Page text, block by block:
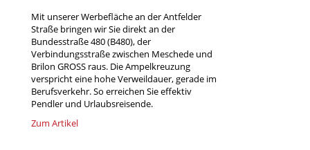
Mit unserer Werbefläche an der Antfelder
Straße bringen wir Sie direkt an der
Bundesstraße 480 (B480), der
Verbindungsstraße zwischen Meschede und
Brilon GROSS raus. Die Ampelkreuzung
verspricht eine hohe Verweildauer, gerade im
Berufsverkehr. So erreichen Sie effektiv
Pendler und Urlaubsreisende.
Zum Artikel